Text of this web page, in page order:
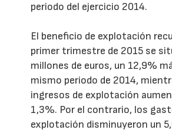
periodo del ejercicio 2014.
El beneficio de explotación
primer trimestre de 2015 se
millones de euros, un 12,9%
mismo periodo de 2014,
ingresos de explotación
1,3%. Por el contrario, los
explotación disminuyeron un